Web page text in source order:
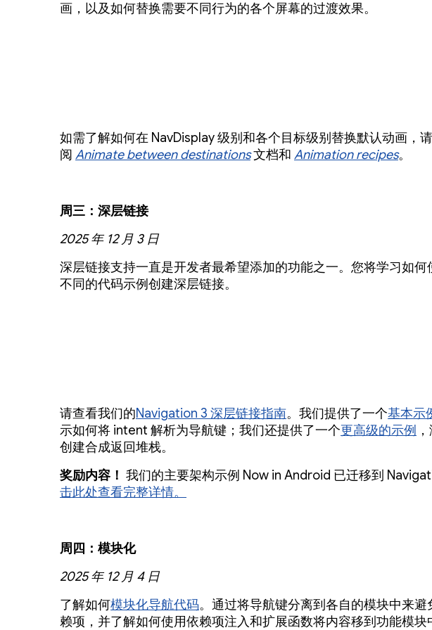
画，以及如何替换需要不同行为的各个屏幕的过渡效果。
如需了解如何在 NavDisplay 级别和各个目标级别替换默认动画，
阅 Animate between destinations文档和 Animation recipes。
周三：深层链接
2025 年 12 月 3 日
深层链接支持一直是开发者最希望添加的功能之一。您将学习如何
不同的代码示例创建深层链接。
请查看我们的Navigation 3 深层链接指南。我们提供了一个基本示
示如何将 intent 解析为导航键；我们还提供了一个更高级的示例
创建合成返回堆栈。
奖励内容！ 我们的主要架构示例 Now in Android 已迁移到
击此处查看完整详情。
周四：模块化
2025 年 12 月 4 日
了解如何模块化导航代码。通过将导航键分离到各自的模块中来避
赖项，并了解如何使用依赖项注入和扩展函数将内容移到功能模块